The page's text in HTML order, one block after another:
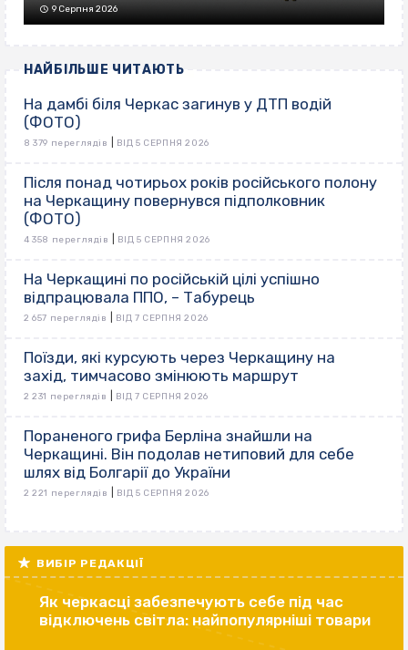
9 Серпня 2026
НАЙБІЛЬШЕ ЧИТАЮТЬ
На дамбі біля Черкас загинув у ДТП водій
(ФОТО)
8 379 переглядів ВІД 5 СЕРПНЯ 2026
Після понад чотирьох років російського полону
на Черкащину повернувся підполковник
(ФОТО)
4 358 переглядів ВІД 5 СЕРПНЯ 2026
На Черкащині по російській цілі успішно
відпрацювала ППО, – Табурець
2 657 переглядів ВІД 7 СЕРПНЯ 2026
Поїзди, які курсують через Черкащину на
захід, тимчасово змінюють маршрут
2 231 переглядів ВІД 7 СЕРПНЯ 2026
Пораненого грифа Берліна знайшли на
Черкащині. Він подолав нетиповий для себе
шлях від Болгарії до України
2 221 переглядів ВІД 5 СЕРПНЯ 2026
ВИБІР РЕДАКЦІЇ
Як черкасці забезпечують себе під час
відключень світла: найпопулярніші товари